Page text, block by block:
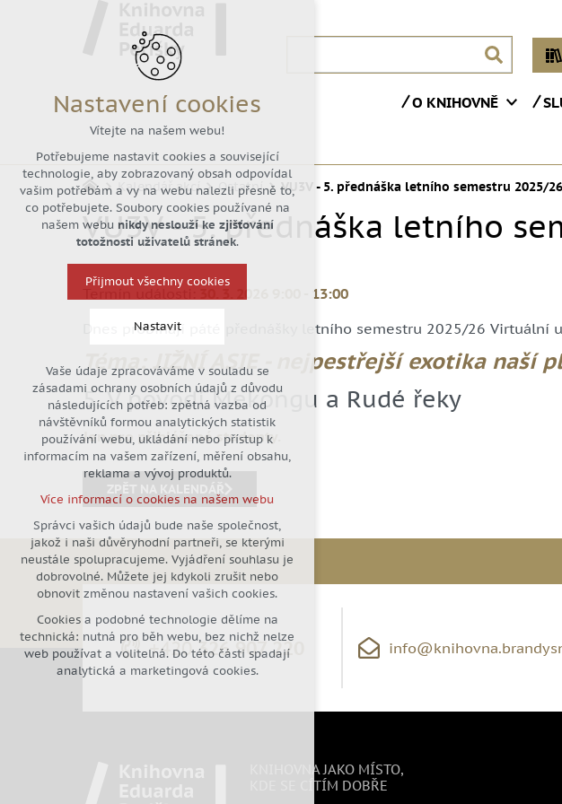
O KNIHOVNĚ
Kalendář akcí Ostatní VU3V - 5. přednáška letního semestru 2025/26
VU3V - 5. přednáška letního
Termín události:
13:00
Dnes probíhají páté přednášky letního semestru 2025/26 Virtuální
Téma: JIŽNÍ ASIE - nejpestřejší exotika naší
5. V povodí Mekongu a Rudé řeky
Jen pro přihlášené studenty.
+420326 907 220
KNIHOVNA JAKO MÍSTO,
KDE SE CÍTÍM DOBŘE
Nastavení cookies
Vítejte na našem webu!
Potřebujeme nastavit cookies a související
technologie, aby zobrazovaný obsah odpovídal
vašim potřebám a vy na webu nalezli přesně to,
co potřebujete. Soubory cookies používané na
našem webu nikdy neslouží ke zjišťování
totožnosti uživatelů stránek.
Přijmout všechny cookies
Nastavit
Technická cookies
nutná pro provozování webu
udržení kontextu stránek (session):
případná přihlášení, volby jazyka,
apod.
analytická pro anonymizované
vyhodnocení návštěvnosti
marketingová cookies (Google)
Více informací o cookies na našem webu
Přijmout všechny cookies
Odmítnout vše
Vaše údaje zpracováváme v souladu se
zásadami ochrany osobních údajů z důvodu
následujících potřeb: zpětná vazba od
návštěvníků formou analytických statistik
používání webu, ukládání nebo přístup k
informacím na vašem zařízení, měření obsahu,
reklama a vývoj produktů.
Více informací o cookies na našem webu
Správci vašich údajů bude naše společnost,
jakož i naši důvěryhodní partneři, se kterými
neustále spolupracujeme. Vyjádření souhlasu je
dobrovolné. Můžete jej kdykoli zrušit nebo
obnovit změnou nastavení vašich cookies.
Cookies a podobné technologie dělíme na
technická: nutná pro běh webu, bez nichž nelze
web používat a volitelná. Do této části spadají
analytická a marketingová cookies.